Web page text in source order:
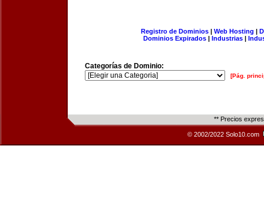
Registro de Dominios| Web Hosting |
Dominios Expirados | Industrias |
Categorías de Dominio:
[Pág.
** Precios
© 2002/2022 Solo10.com